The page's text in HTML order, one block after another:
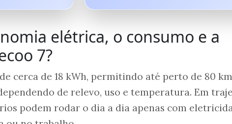
elétrica, o consumo e a
7?
cerca de 18 kWh, permitindo até perto de 80
de relevo, uso e temperatura. Em
podem rodar o dia a dia apenas com